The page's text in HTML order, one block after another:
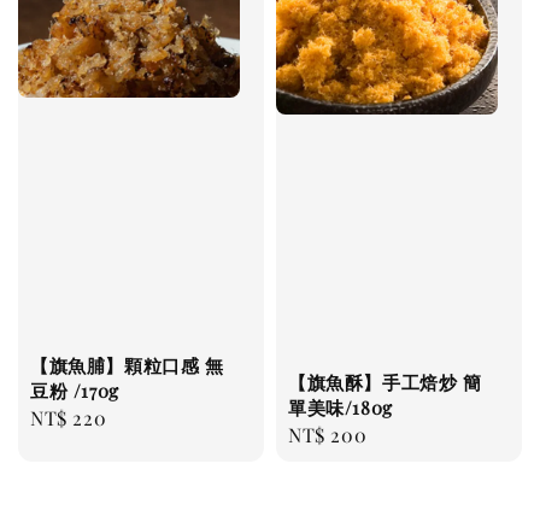
【旗魚脯】顆粒口感 無
豆粉 /170g
Regular
NT$ 220
【旗魚酥】手工焙炒 簡
單美味/180g
Regular
NT$ 200